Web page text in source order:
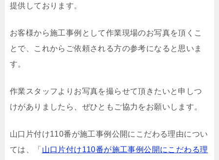
提供しております。
お客様から施工事例として作業現場のお写真を頂くこ
とで、これからご依頼される方の参考になると思いま
す。
作業スタッフよりお写真を撮らせて頂きたいと申しつ
けがありましたら、ぜひともご協力をお願いします。
山口片付け110番が施工事例公開にこだわる理由につい
ては、「 山口片付け110番が施工事例公開にこだわる理